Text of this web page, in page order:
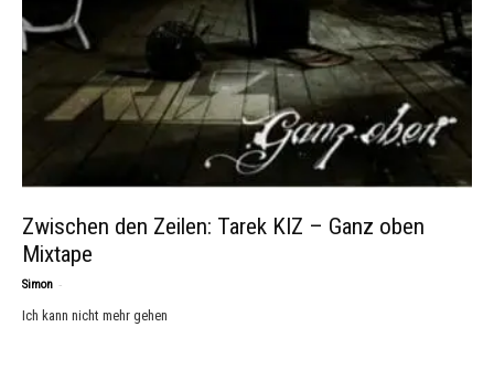
Zwischen den Zeilen: Tarek KIZ – Ganz oben
Mixtape
Simon -
Ich kann nicht mehr gehen